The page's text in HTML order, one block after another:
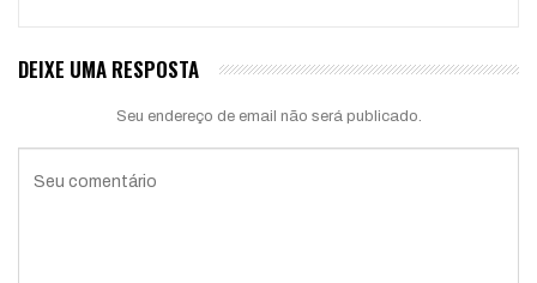
DEIXE UMA RESPOSTA
Seu endereço de email não será publicado.